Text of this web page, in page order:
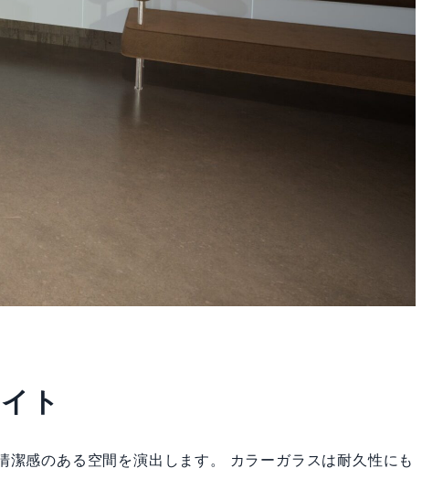
ト
感のある空間を演出します。 カラーガラスは耐久性にも